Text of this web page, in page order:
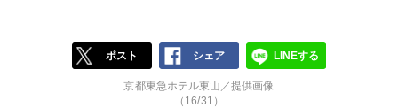
ポスト シェア LINEする
京都東急ホテル東山／提供画像
（16/31）